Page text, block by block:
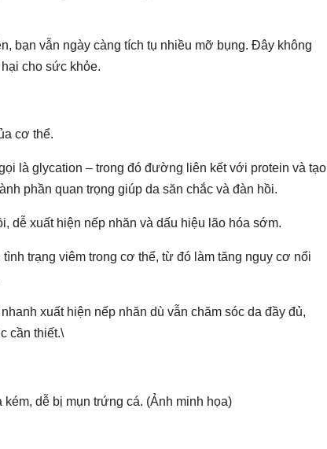
bạn vẫn ngày càng tích tụ nhiều mỡ bụng. Đây không
cho sức khỏe.
cơ thể.
là glycation – trong đó đường liên kết với protein và tạo
phần quan trọng giúp da săn chắc và đàn hồi.
dễ xuất hiện nếp nhăn và dấu hiệu lão hóa sớm.
trạng viêm trong cơ thể, từ đó làm tăng nguy cơ nổi
xuất hiện nếp nhăn dù vẫn chăm sóc da đầy đủ,
cần thiết.\
dễ bị mụn trứng cá. (Ảnh minh họa)